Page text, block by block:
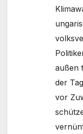
außen
der
vor